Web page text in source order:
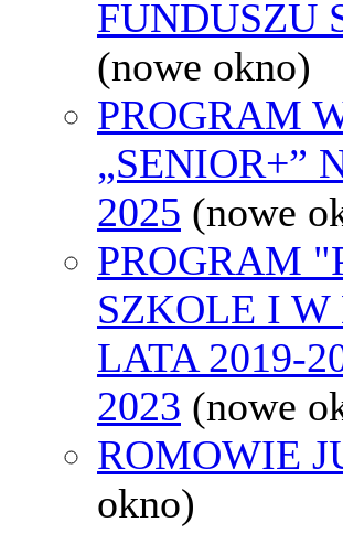
FUNDUSZU
(nowe okno)
PROGRAM
„SENIOR+”
2025 (nowe
PROGRAM
SZKOLE I
LATA 2019-
2023 (nowe
ROMOWIE
okno)